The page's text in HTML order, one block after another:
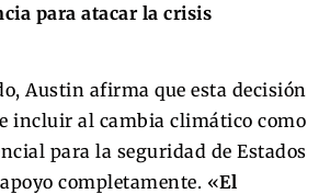
para atacar la crisis
Austin afirma que esta decisión
incluir al cambia climático como
para la seguridad de Estados
completamente. «El